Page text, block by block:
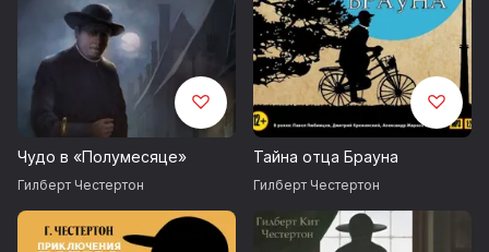
Чудо в «Полумесяце»
Гилберт Честертон
Тайна отца Брауна
Гилберт Честертон